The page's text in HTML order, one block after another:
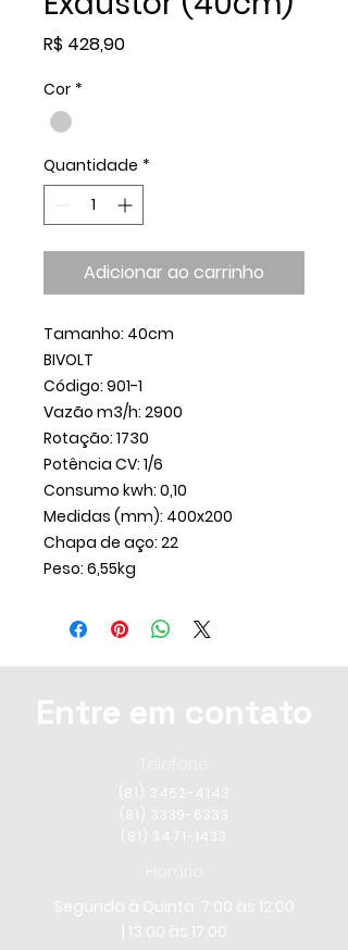
R$ 428,90Preço
Cor *
Quantidade *
Adicionar ao carrinho
Tamanho: 40cm
BIVOLT
Código: 901-1
Vazão m3/h: 2900
Rotação: 1730
Potência CV: 1/6
Consumo kwh: 0,10
Medidas (mm): 400x200
Chapa de aço: 22
Peso: 6,55kg
Entre em contato
(81) 3462-4143
(81) 3339-6333
(81) 3471-1433
Segunda à Quinta: 7:00 às 12:00
| 13:00 às 17:00